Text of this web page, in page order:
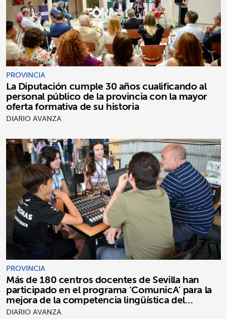
PROVINCIA
La Diputación cumple 30 años cualificando al
personal público de la provincia con la mayor
oferta formativa de su historia
DIARIO AVANZA
PROVINCIA
Más de 180 centros docentes de Sevilla han
participado en el programa ‘ComunicA’ para la
mejora de la competencia lingüística del
alumnado
DIARIO AVANZA